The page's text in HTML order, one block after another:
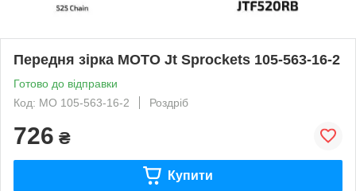
Передня зірка MOTO Jt Sprockets 105-563-16-2
Готово до відправки
Код: MO 105-563-16-2
Роздріб
726 ₴
Купити